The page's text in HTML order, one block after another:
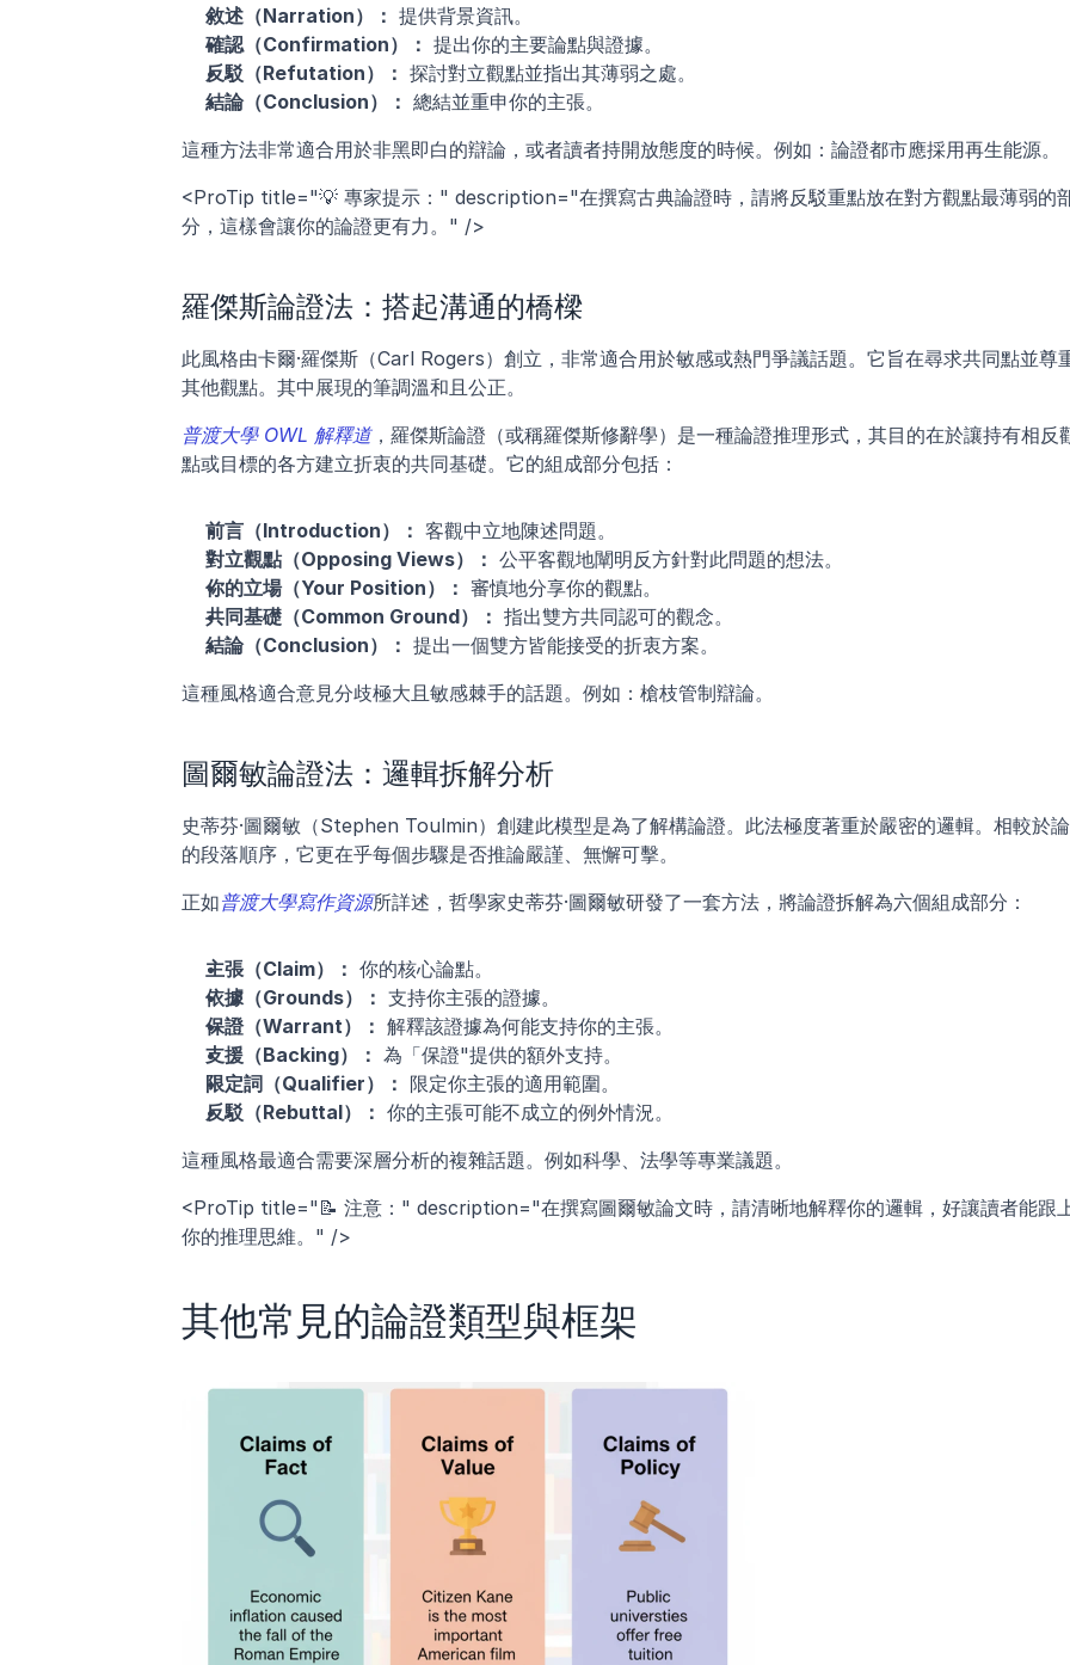
敘述（Narration）： 提供背景資訊。
確認（Confirmation）： 提出你的主要論點與證據。
反駁（Refutation）： 探討對立觀點並指出其薄弱之處。
結論（Conclusion）： 總結並重申你的主張。
這種方法非常適合用於非黑即白的辯論，或者讀者持開放態度的時候。例如：論證都市應採用再生能源。
<ProTip title="💡 專家提示：" description="在撰寫古典論證時，請將反駁重點放在對方觀點最薄弱的
分，這樣會讓你的論證更有力。" />
羅傑斯論證法：搭起溝通的橋樑
此風格由卡爾·羅傑斯（Carl Rogers）創立，非常適合用於敏感或熱門爭議話題。它旨在尋求共同點並尊
其他觀點。其中展現的筆調溫和且公正。
普渡大學 OWL 解釋道，羅傑斯論證（或稱羅傑斯修辭學）是一種論證推理形式，其目的在於讓持有相反
點或目標的各方建立折衷的共同基礎。它的組成部分包括：
前言（Introduction）： 客觀中立地陳述問題。
對立觀點（Opposing Views）： 公平客觀地闡明反方針對此問題的想法。
你的立場（Your Position）： 審慎地分享你的觀點。
共同基礎（Common Ground）： 指出雙方共同認可的觀念。
結論（Conclusion）： 提出一個雙方皆能接受的折衷方案。
這種風格適合意見分歧極大且敏感棘手的話題。例如：槍枝管制辯論。
圖爾敏論證法：邏輯拆解分析
史蒂芬·圖爾敏（Stephen Toulmin）創建此模型是為了解構論證。此法極度著重於嚴密的邏輯。相較於
的段落順序，它更在乎每個步驟是否推論嚴謹、無懈可擊。
正如普渡大學寫作資源所詳述，哲學家史蒂芬·圖爾敏研發了一套方法，將論證拆解為六個組成部分：
主張（Claim）： 你的核心論點。
依據（Grounds）： 支持你主張的證據。
保證（Warrant）： 解釋該證據為何能支持你的主張。
支援（Backing）： 為「保證"提供的額外支持。
限定詞（Qualifier）： 限定你主張的適用範圍。
反駁（Rebuttal）： 你的主張可能不成立的例外情況。
這種風格最適合需要深層分析的複雜話題。例如科學、法學等專業議題。
<ProTip title="📝 注意：" description="在撰寫圖爾敏論文時，請清晰地解釋你的邏輯，好讓讀者能跟
你的推理思維。" />
其他常見的論證類型與框架